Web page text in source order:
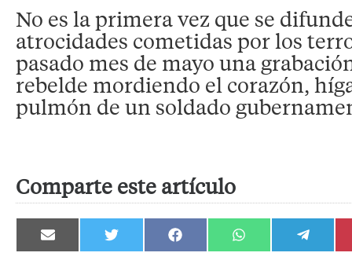
No es la primera vez que se
atrocidades cometidas por los
pasado mes de mayo una
rebelde mordiendo el corazón,
pulmón de un soldado
Comparte este artículo
Compartir
en
Compartir
en
Compartir
en
Compartir
en
Compartir
en